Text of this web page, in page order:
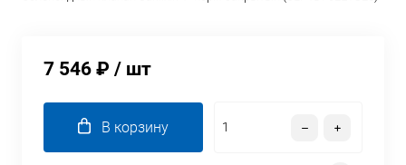
7 546 ₽ / шт
В корзину